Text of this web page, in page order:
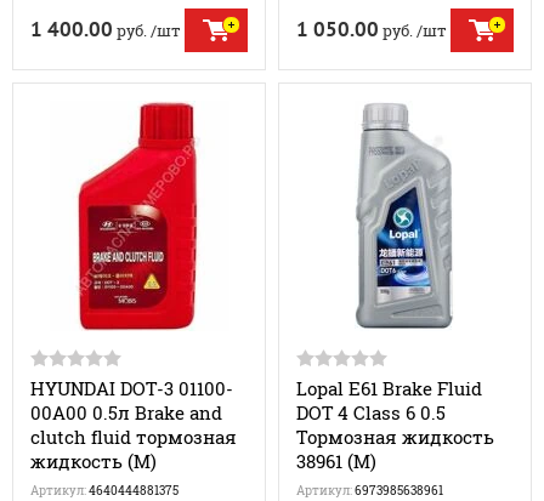
1 400.00 руб./шт 1 050.00 руб./шт
HYUNDAI DOT-3 01100-
00A00 0.5л Brake and
clutch fluid тормозная
жидкость (M)
Артикул:4640444881375
Lopal E61 Brake Fluid
DOT 4 Class 6 0.5
Тормозная жидкость
38961 (M)
Артикул:6973985638961